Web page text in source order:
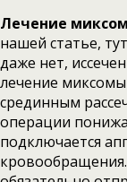
Лечение
нашей статье,
даже нет,
лечение
срединным
операции
подключается